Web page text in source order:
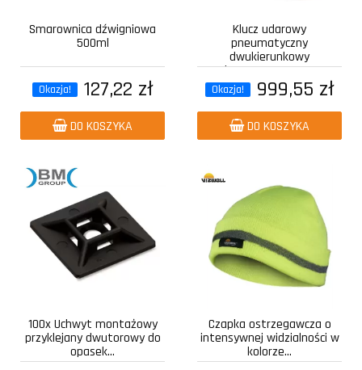
Smarownica dźwigniowa
500ml
Okazja! 127,22 zł
DO KOSZYKA
Klucz udarowy
pneumatyczny
dwukierunkowy
kompozytowy z...
Okazja! 999,55 zł
DO KOSZYKA
100x Uchwyt montażowy
przyklejany dwutorowy do
opasek...
Czapka ostrzegawcza o
intensywnej widzialności w
kolorze...